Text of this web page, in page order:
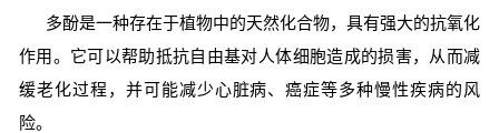
多酚是一种存在于植物中的天然化合物，具有强大的抗氧化
作用。它可以帮助抵抗自由基对人体细胞造成的损害，从而减
缓老化过程，并可能减少心脏病、癌症等多种慢性疾病的风
险。